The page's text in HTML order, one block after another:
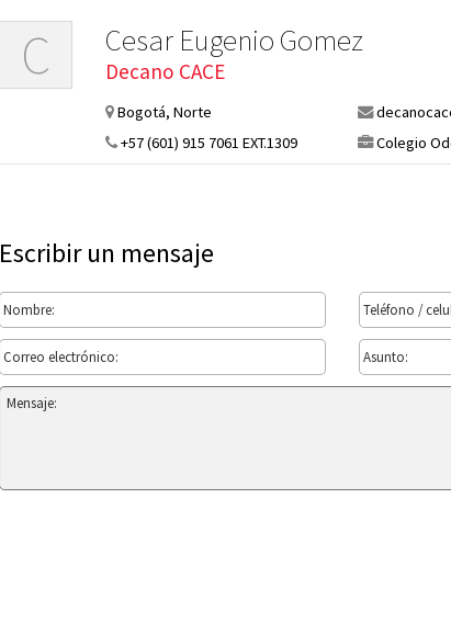
C Cesar Eugenio Gomez
Decano CACE
Bogotá, Norte
+57 (601) 915 7061 EXT.1309
Colegio
Escribir un mensaje